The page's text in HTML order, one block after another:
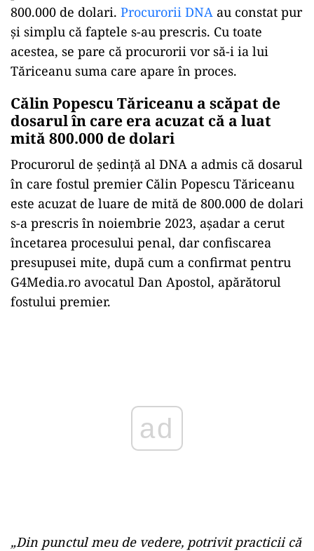
800.000 de dolari. Procurorii DNA au constat pur
și simplu că faptele s-au prescris. Cu toate
acestea, se pare că procurorii vor să-i ia lui
Tăriceanu suma care apare în proces.
Călin Popescu Tăriceanu a scăpat de
dosarul în care era acuzat că a luat
mită 800.000 de dolari
Procurorul de şedinţă al DNA a admis că dosarul
în care fostul premier Călin Popescu Tăriceanu
este acuzat de luare de mită de 800.000 de dolari
s-a prescris în noiembrie 2023, așadar a cerut
încetarea procesului penal, dar confiscarea
presupusei mite, după cum a confirmat pentru
G4Media.ro avocatul Dan Apostol, apărătorul
fostului premier.
„Din punctul meu de vedere, potrivit practicii că